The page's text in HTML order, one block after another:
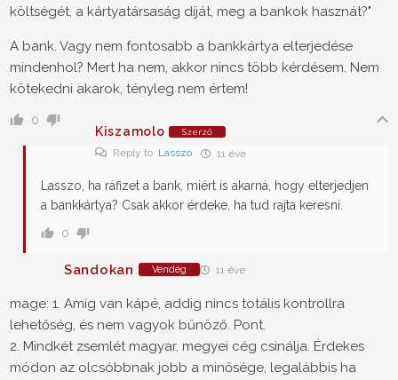
költségét, a kártyatársaság díját, meg a bankok hasznát?"
A bank. Vagy nem fontosabb a bankkártya elterjedése
mindenhol? Mert ha nem, akkor nincs több kérdésem. Nem
kötekedni akarok, tényleg nem értem!
0
Kiszamolo
Szerző
Reply to Lasszo 11 éve
Lasszo, ha ráfizet a bank, miért is akarná, hogy elterjedjen
a bankkártya? Csak akkor érdeke, ha tud rajta keresni.
0
Sandokan Vendég 11 éve
mage: 1. Amíg van kápé, addig nincs totális kontrollra
lehetőség, és nem vagyok bűnöző. Pont.
2. Mindkét zsemlét magyar, megyei cég csinálja. Érdekes
módon az olcsóbbnak jobb a minősége, legalábbis ha